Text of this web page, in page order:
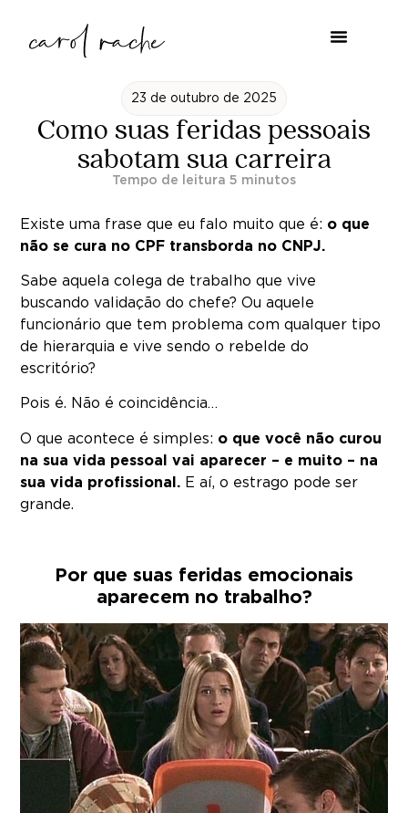
23 de outubro de 2025
Como suas feridas pessoais
sabotam sua carreira
Existe uma frase que eu falo muito que é: o que
não se cura no CPF transborda no CNPJ.
Sabe aquela colega de trabalho que vive
buscando validação do chefe? Ou aquele
funcionário que tem problema com qualquer tipo
de hierarquia e vive sendo o rebelde do
escritório?
Pois é. Não é coincidência…
O que acontece é simples: o que você não curou
na sua vida pessoal vai aparecer – e muito – na
sua vida profissional. E aí, o estrago pode ser
grande.
Por que suas feridas emocionais
aparecem no trabalho?